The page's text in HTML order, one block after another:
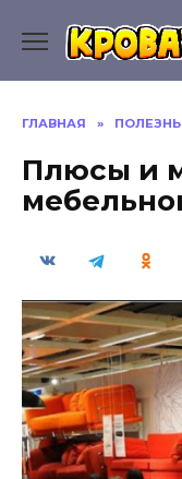
содержанию
ГЛАВНАЯ »
Плюсы и